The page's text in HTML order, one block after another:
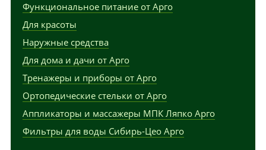
Функциональное питание от Арго
Для красоты
Наружные средства
Для дома и дачи от Арго
Тренажеры и приборы от Арго
Ортопедические стельки от Арго
Аппликаторы и массажеры МПК Ляпко Арго
Фильтры для воды Сибирь-Цео Арго